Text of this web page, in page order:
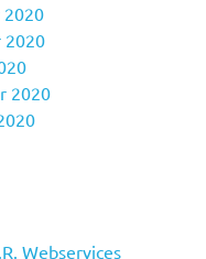
2020
2020
2020
Webservices